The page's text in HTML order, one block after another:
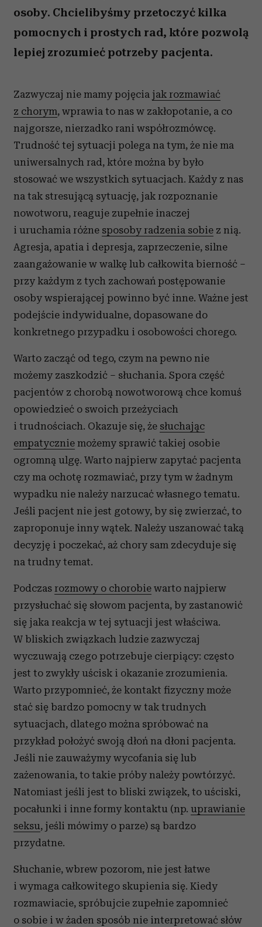
osoby. Chcielibyśmy przetoczyć kilka
pomocnych i prostych rad, które pozwolą
lepiej zrozumieć potrzeby pacjenta.
Zazwyczaj nie mamy pojęcia jak rozmawiać
z chorym, wprawia to nas w zakłopotanie, a co
najgorsze, nierzadko rani współrozmówcę.
Trudność tej sytuacji polega na tym, że nie ma
uniwersalnych rad, które można by było
stosować we wszystkich sytuacjach. Każdy z nas
na tak stresującą sytuację, jak rozpoznanie
nowotworu, reaguje zupełnie inaczej
i uruchamia różne sposoby radzenia sobie z nią.
Agresja, apatia i depresja, zaprzeczenie, silne
zaangażowanie w walkę lub całkowita bierność –
przy każdym z tych zachowań postępowanie
osoby wspierającej powinno być inne. Ważne jest
podejście indywidualne, dopasowane do
konkretnego przypadku i osobowości chorego.
Warto zacząć od tego, czym na pewno nie
możemy zaszkodzić – słuchania. Spora część
pacjentów z chorobą nowotworową chce komuś
opowiedzieć o swoich przeżyciach
i trudnościach. Okazuje się, że słuchając
empatycznie możemy sprawić takiej osobie
ogromną ulgę. Warto najpierw zapytać pacjenta
czy ma ochotę rozmawiać, przy tym w żadnym
wypadku nie należy narzucać własnego tematu.
Jeśli pacjent nie jest gotowy, by się zwierzać, to
zaproponuje inny wątek. Należy uszanować taką
decyzję i poczekać, aż chory sam zdecyduje się
na trudny temat.
Podczas rozmowy o chorobie warto najpierw
przysłuchać się słowom pacjenta, by zastanowić
się jaka reakcja w tej sytuacji jest właściwa.
W bliskich związkach ludzie zazwyczaj
wyczuwają czego potrzebuje cierpiący: często
jest to zwykły uścisk i okazanie zrozumienia.
Warto przypomnieć, że kontakt fizyczny może
stać się bardzo pomocny w tak trudnych
sytuacjach, dlatego można spróbować na
przykład położyć swoją dłoń na dłoni pacjenta.
Jeśli nie zauważymy wycofania się lub
zażenowania, to takie próby należy powtórzyć.
Natomiast jeśli jest to bliski związek, to uściski,
pocałunki i inne formy kontaktu (np. uprawianie
seksu, jeśli mówimy o parze) są bardzo
przydatne.
Słuchanie, wbrew pozorom, nie jest łatwe
i wymaga całkowitego skupienia się. Kiedy
rozmawiacie, spróbujcie zupełnie zapomnieć
o sobie i w żaden sposób nie interpretować słów